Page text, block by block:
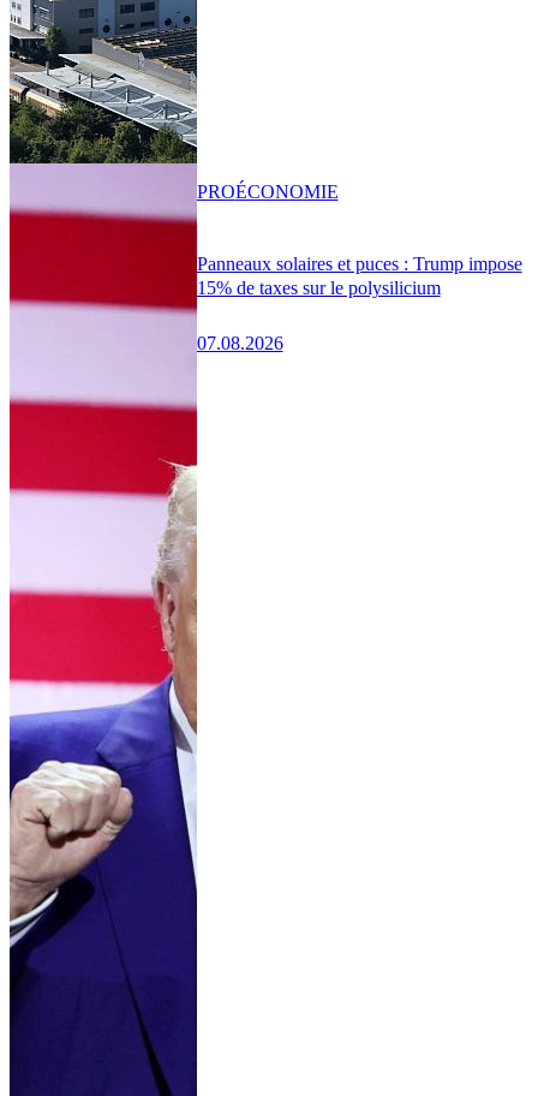
Panneaux solaires et puces : Trump impose
15% de taxes sur le polysilicium
07.08.2026
PROÉCONOMIE